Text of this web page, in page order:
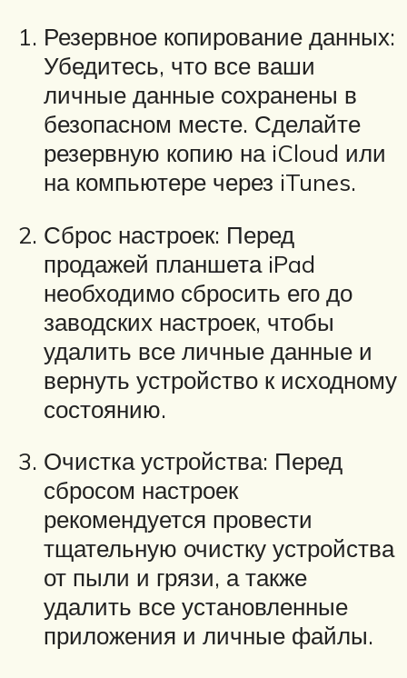
Резервное копирование данных:
Убедитесь, что все ваши
личные данные сохранены в
безопасном месте. Сделайте
резервную копию на iCloud или
на компьютере через iTunes.
Сброс настроек: Перед
продажей планшета iPad
необходимо сбросить его до
заводских настроек, чтобы
удалить все личные данные и
вернуть устройство к исходному
состоянию.
Очистка устройства: Перед
сбросом настроек
рекомендуется провести
тщательную очистку устройства
от пыли и грязи, а также
удалить все установленные
приложения и личные файлы.